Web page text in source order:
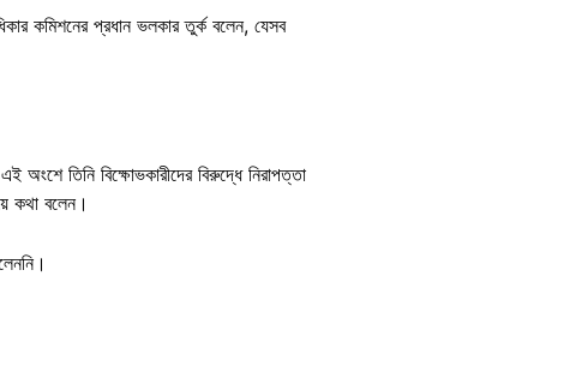
কমিশনের প্রধান ভলকার তুর্ক বলেন, যেসব
অংশে তিনি বিক্ষোভকারীদের বিরুদ্ধে নিরাপত্তা
কথা বলেন।